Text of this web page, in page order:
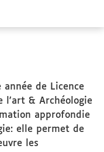
année de Licence
l'art & Archéologie
approfondie
elle permet de
les